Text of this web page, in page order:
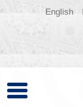
English